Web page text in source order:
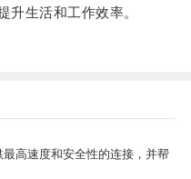
升生活和工作效率。
高速度和安全性的连接，并帮